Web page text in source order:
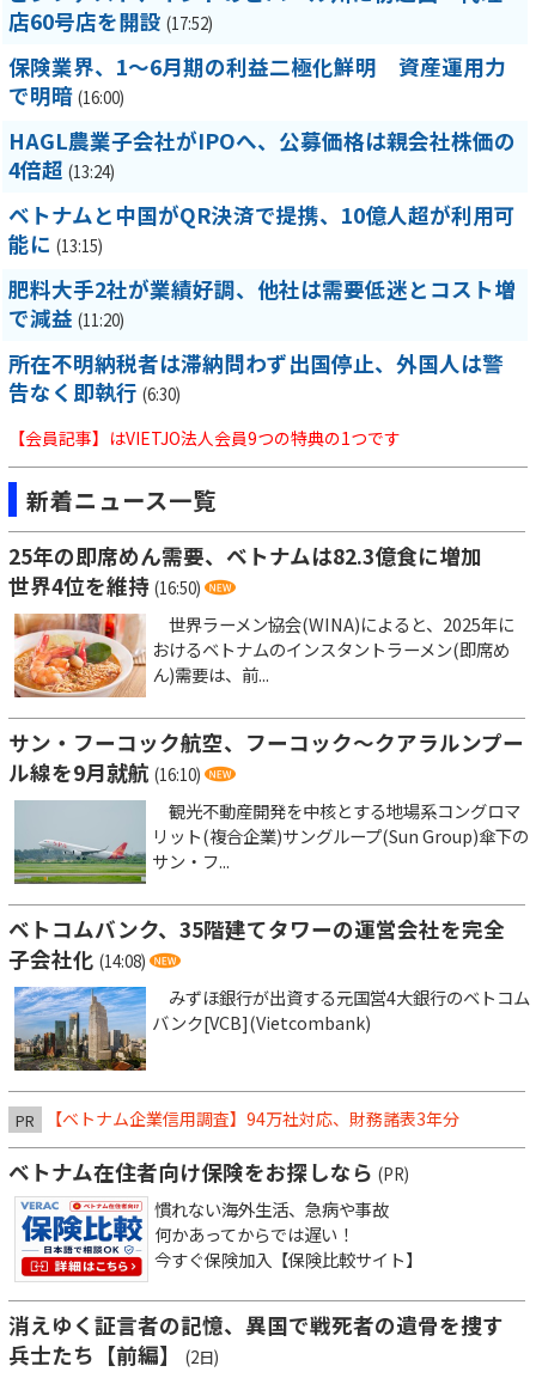
店60号店を開設 (17:52)
保険業界、1～6月期の利益二極化鮮明 資産運用力
で明暗 (16:00)
HAGL農業子会社がIPOへ、公募価格は親会社株価の
4倍超 (13:24)
ベトナムと中国がQR決済で提携、10億人超が利用可
能に (13:15)
肥料大手2社が業績好調、他社は需要低迷とコスト増
で減益 (11:20)
所在不明納税者は滞納問わず出国停止、外国人は警
告なく即執行 (6:30)
【会員記事】はVIETJO法人会員9つの特典の1つです
新着ニュース一覧
25年の即席めん需要、ベトナムは82.3億食に増加
世界4位を維持 (16:50)
世界ラーメン協会(WINA)によると、2025年に
おけるベトナムのインスタントラーメン(即席め
ん)需要は、前...
サン・フーコック航空、フーコック～クアラルンプー
ル線を9月就航 (16:10)
観光不動産開発を中核とする地場系コングロマ
リット(複合企業)サングループ(Sun Group)傘下の
サン・フ...
ベトコムバンク、35階建てタワーの運営会社を完全
子会社化 (14:08)
みずほ銀行が出資する元国営4大銀行のベトコム
バンク[VCB](Vietcombank)
PR 【ベトナム企業信用調査】94万社対応、財務諸表3年分
ベトナム在住者向け保険をお探しなら (PR)
慣れない海外生活、急病や事故
何かあってからでは遅い！
今すぐ保険加入【保険比較サイト】
消えゆく証言者の記憶、異国で戦死者の遺骨を捜す
兵士たち【前編】
(2日)